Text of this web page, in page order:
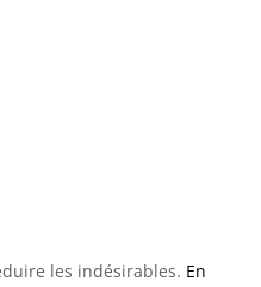
les indésirables. En